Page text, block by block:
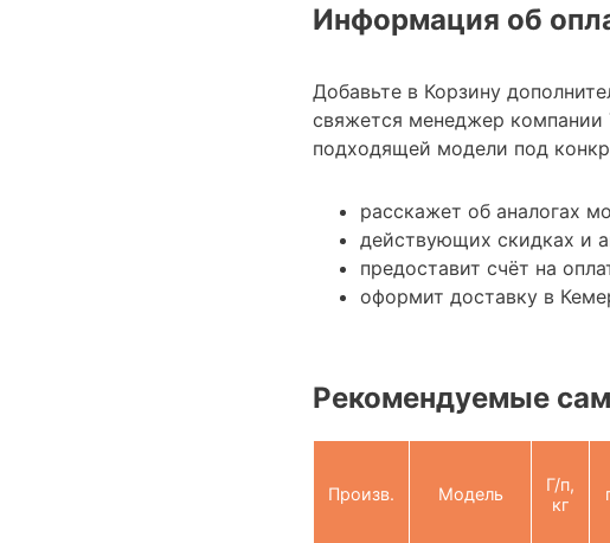
Информация об
Добавьте в Корзину
свяжется менеджер
подходящей модели под
расскажет об аналогах
действующих скидках и
предоставит счёт на
оформит доставку в
Рекомендуемые
Произв. Модель
Г/п,
кг